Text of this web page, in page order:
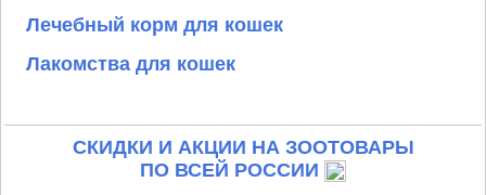
Лечебный корм для кошек
Лакомства для кошек
СКИДКИ И АКЦИИ НА ЗООТОВАРЫ
ПО ВСЕЙ РОССИИ